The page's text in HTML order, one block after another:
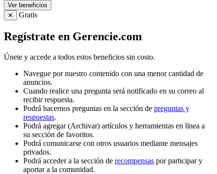
Ver beneficios
✕
Gratis
Regístrate en Gerencie.com
Únete y accede a todos estos beneficios sin costo.
Navegue por nuestro contenido con una menor cantidad de
anuncios.
Cuando realice una pregunta será notificado en su correo al
recibir respuesta.
Podrá hacernos preguntas en la sección de preguntas y
respuestas.
Podrá agregar (Archivar) artículos y herramientas en línea a
su sección de favoritos.
Podrá comunicarse con otros usuarios mediante mensajes
privados.
Podrá acceder a la sección de recompensas por participar y
aportar a la comunidad.